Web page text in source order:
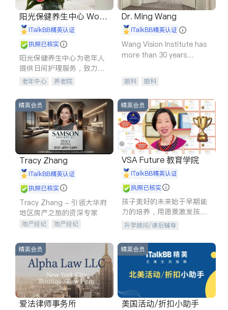
阳光保健养生中心 World
shine
iTalkBB精英认证
执照已核实
阳光保健养生中心为老年人
提供日间护理服务，致力于
通过持续的护理创新来有效
老年中心 养老院
Dr. Ming Wang
iTalkBB精英认证
Wang Vision Institute has
more than 30 years
眼科 眼科
精英会员
Tracy Zhang
iTalkBB精英认证
执照已核实
Tracy Zhang - 引领大华府
地区房产之旅的资深专家
地产经纪
地产经纪
商铺租售
精英会员
VSA Future 教育学院
iTalkBB精英认证
执照已核实
孩子美好的未来始于早期能
力的培养，用愿景激发孩子
的学习潜力和动力。理念：
拥有成长型心态是成功的基
石。
升学顾问/课后辅导
精英会员
爱法律师事务所
精英会员
美国活动/折扣小助手